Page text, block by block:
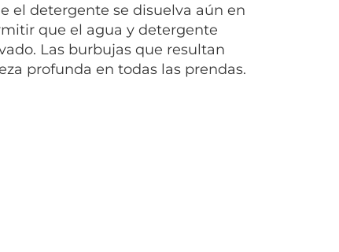
el detergente se disuelva aún en
que el agua y detergente
Las burbujas que resultan
profunda en todas las prendas.